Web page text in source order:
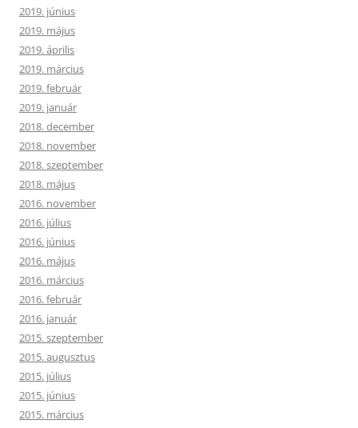
2019. június
2019. május
2019. április
2019. március
2019. február
2019. január
2018. december
2018. november
2018. szeptember
2018. május
2016. november
2016. július
2016. június
2016. május
2016. március
2016. február
2016. január
2015. szeptember
2015. augusztus
2015. július
2015. június
2015. március